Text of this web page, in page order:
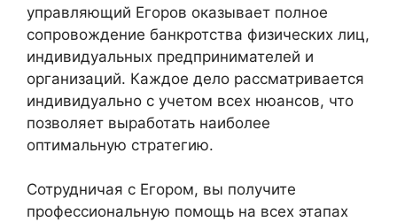
управляющий Егоров оказывает полное
сопровождение банкротства физических лиц,
индивидуальных предпринимателей и
организаций. Каждое дело рассматривается
индивидуально с учетом всех нюансов, что
позволяет выработать наиболее
оптимальную стратегию.
Сотрудничая с Егором, вы получите
профессиональную помощь на всех этапах